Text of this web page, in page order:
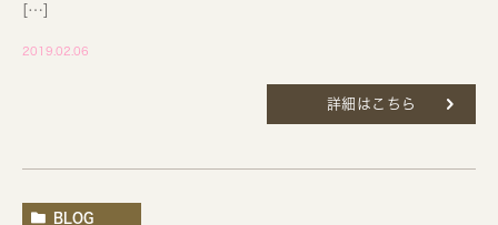
[…]
2019.02.06
詳細はこちら
BLOG